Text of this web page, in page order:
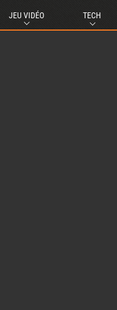
JEU VIDÉO TECH